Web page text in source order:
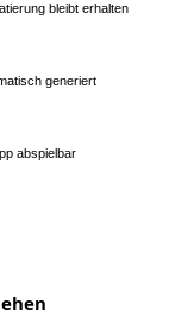
bleibt erhalten
generiert
abspielbar